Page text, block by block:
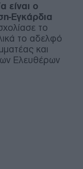
είναι ο
Εγκάρδια
το
το αδελφό
και
Ελευθέρων